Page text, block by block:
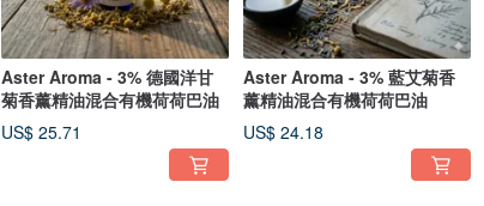
Aster Aroma - 3% 德國洋甘
菊香薰精油混合有機荷荷巴油
US$ 25.71
Aster Aroma - 3% 藍艾菊香
薰精油混合有機荷荷巴油
US$ 24.18